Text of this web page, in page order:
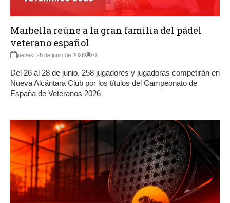
Marbella reúne a la gran familia del pádel
veterano español
jueves, 25 de junio de 2026 0
Del 26 al 28 de junio, 258 jugadores y jugadoras competirán en
Nueva Alcántara Club por los títulos del Campeonato de
España de Veteranos 2026